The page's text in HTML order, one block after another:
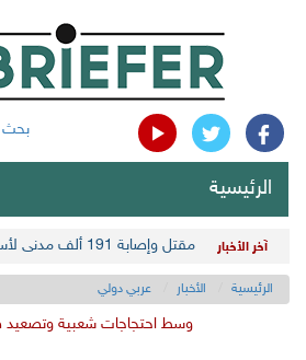
بحث
الرئيسية
آخر الأخبار مقتل وإصابة 191 ألف مدني لأسباب مباشرة وغير مباشرة في أحدث حصيلة حوثية
الرئيسية الأخبار عربي دولي
وسط احتجاجات شعبية وتصعيد